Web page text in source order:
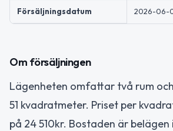
Försäljningsdatum 2026-06-
Om försäljningen
Lägenheten omfattar två rum
51 kvadratmeter. Priset per
på 24 510kr. Bostaden är